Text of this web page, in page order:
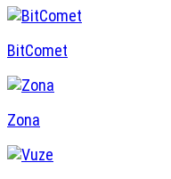
BitComet
Zona